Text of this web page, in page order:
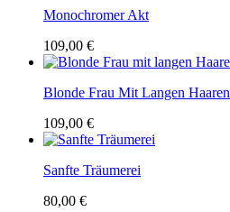
Monochromer Akt
109,00 €
Blonde Frau Mit Langen Haaren
109,00 €
Sanfte Träumerei
80,00 €